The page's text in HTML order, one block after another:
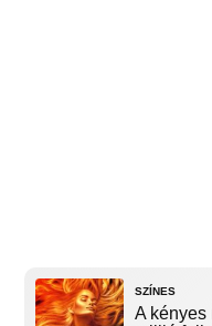
SZÍNES
A kényes